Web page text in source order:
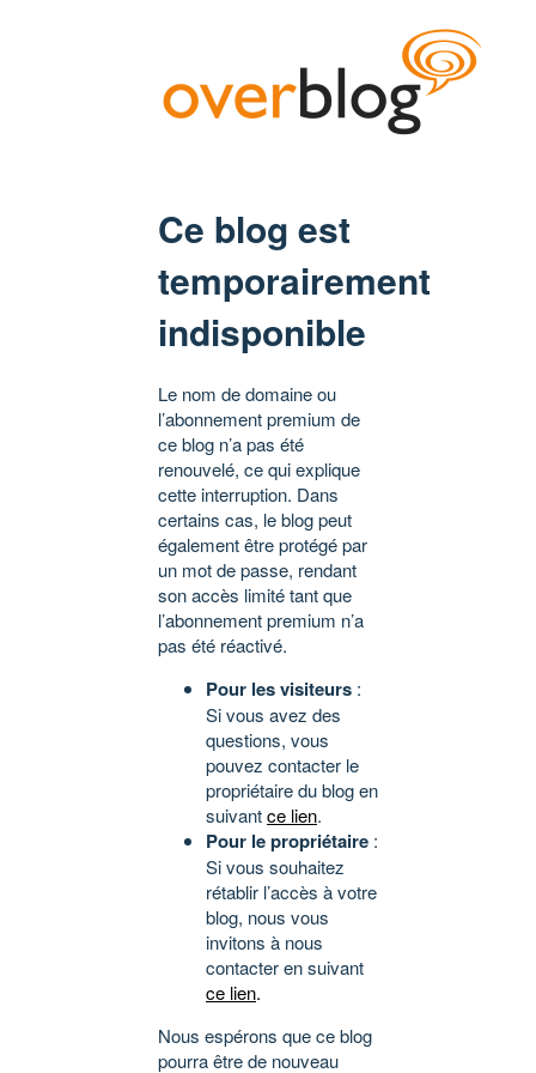
Ce blog est
temporairement
indisponible
Le nom de domaine ou
l’abonnement premium de
ce blog n’a pas été
renouvelé, ce qui explique
cette interruption. Dans
certains cas, le blog peut
également être protégé par
un mot de passe, rendant
son accès limité tant que
l’abonnement premium n’a
pas été réactivé.
Pour les visiteurs :
Si vous avez des
questions, vous
pouvez contacter le
propriétaire du blog en
suivantce lien.
Pour le propriétaire :
Si vous souhaitez
rétablir l’accès à votre
blog, nous vous
invitons à nous
contacter en suivant
ce lien.
Nous espérons que ce blog
pourra être de nouveau